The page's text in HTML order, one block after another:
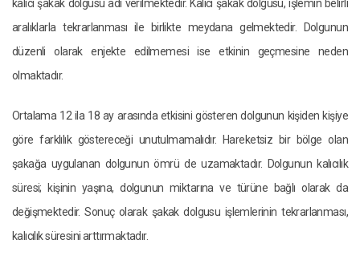
kalıcı şakak dolgusu adı verilmektedir. Kalıcı şakak dolgusu, işlemin belirli
aralıklarla tekrarlanması ile birlikte meydana gelmektedir. Dolgunun
düzenli olarak enjekte edilmemesi ise etkinin geçmesine neden
olmaktadır.
Ortalama 12 ila 18 ay arasında etkisini gösteren dolgunun kişiden kişiye
göre farklılık göstereceği unutulmamalıdır. Hareketsiz bir bölge olan
şakağa uygulanan dolgunun ömrü de uzamaktadır. Dolgunun kalıcılık
süresi; kişinin yaşına, dolgunun miktarına ve türüne bağlı olarak da
değişmektedir. Sonuç olarak şakak dolgusu işlemlerinin tekrarlanması,
kalıcılık süresini arttırmaktadır.